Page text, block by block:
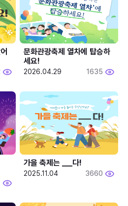
문화관광축제 열차에 탑승하
세요!
2026.04.29 1635
2025.11.04 3660